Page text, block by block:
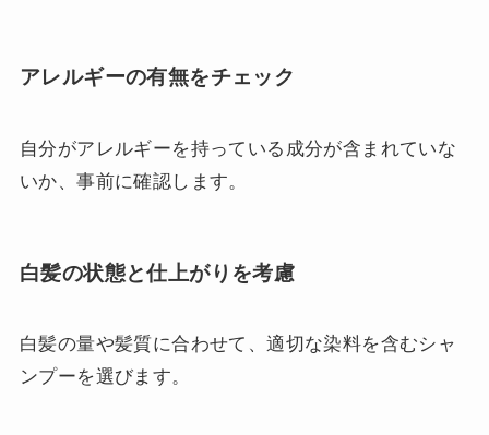
アレルギーの有無をチェック
自分がアレルギーを持っている成分が含まれていな
いか、事前に確認します。
白髪の状態と仕上がりを考慮
白髪の量や髪質に合わせて、適切な染料を含むシャ
ンプーを選びます。